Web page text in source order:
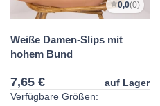
0,0(0)
Weiße Damen-Slips mit
hohem Bund
7,65 €
auf Lager
Verfügbare Größen: